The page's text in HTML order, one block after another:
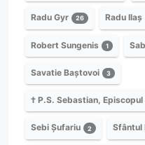
Radu Gyr 26 Radu Ilaș
Robert Sungenis 1
Savatie Baștovoi 3
† P.S. Sebastian,
Sebi Șufariu 2 Sfântul